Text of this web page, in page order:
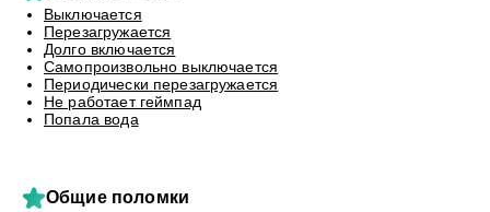
Выключается
Перезагружается
Долго включается
Самопроизвольно выключается
Периодически перезагружается
Не работает геймпад
Попала вода
Общие поломки